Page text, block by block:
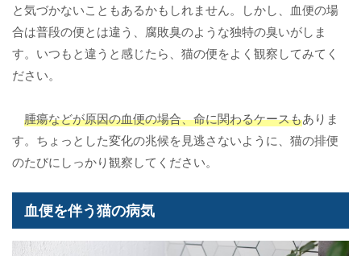
と気づかないこともあるかもしれません。しかし、血便の場
合は普段の便とは違う、腐敗臭のような独特の臭いがしま
す。いつもと違うと感じたら、猫の便をよく観察してみてく
ださい。
腫瘍などが原因の血便の場合、命に関わるケースもありま
す。ちょっとした変化の兆候を見逃さないように、猫の排便
のたびにしっかり観察してください。
血便を伴う猫の病気